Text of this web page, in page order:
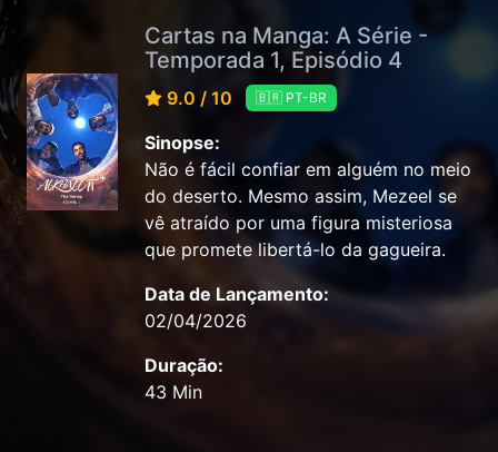
Cartas na Manga: A Série -
Temporada 1, Episódio 4
9.0 / 10 🇧🇷 PT-BR
Sinopse:
Não é fácil confiar em alguém no meio
do deserto. Mesmo assim, Mezeel se
vê atraído por uma figura misteriosa
que promete libertá-lo da gagueira.
Data de Lançamento:
02/04/2026
Duração:
43 Min